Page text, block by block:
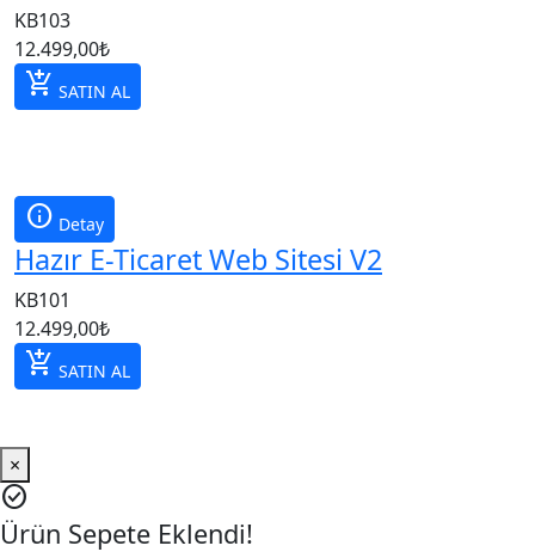
KB103
12.499,00₺
add_shopping_cart SATIN AL
info Detay
Hazır E-Ticaret Web Sitesi V2
KB101
12.499,00₺
add_shopping_cart SATIN AL
×
check_circle
Ürün Sepete Eklendi!